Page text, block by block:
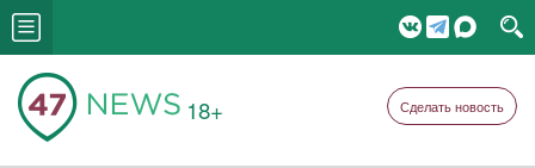
18+ Сделать новость